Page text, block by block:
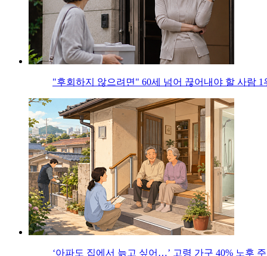
"후회하지 않으려면" 60세 넘어 끊어내야 할 사람 1
‘아파도 집에서 늙고 싶어…’ 고령 가구 40% 노후